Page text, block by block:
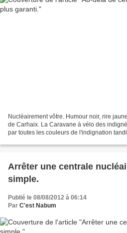
Nucléairement vôtre. Humour noir, rire
de Carhaix. La Caravane à vélo des
par toutes les couleurs de l'indignation
Arrêter une centrale
simple.
Publié le 08/08/2012 à 06:14
Par C'est Nabum